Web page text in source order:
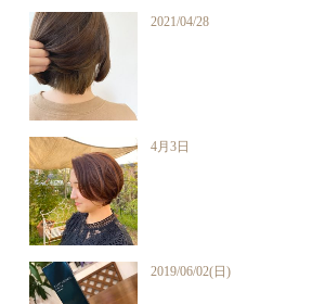
2021/04/28
4月3日
2019/06/02(日)